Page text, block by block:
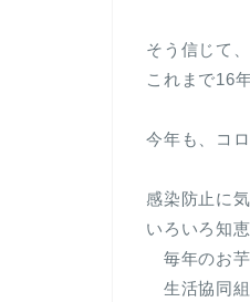
そう信じて
これまで16
今年も、コ
感染防止に
いろいろ知
毎年のお芋
生活協同組